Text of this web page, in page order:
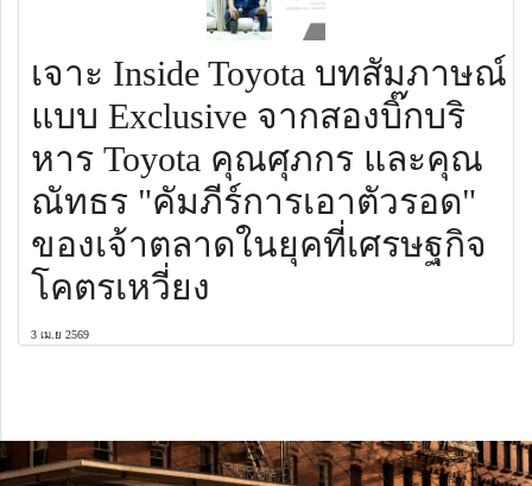
เจาะ Inside Toyota บทสัมภาษณ์
แบบ Exclusive จากสองบิ๊กบริ
หาร Toyota คุณศุภกร และคุณ
ณัทธร "คัมภีร์การเอาตัวรอด"
ของเจ้าตลาดในยุคที่เศรษฐกิจ
โคตรเหวี่ยง
3 เม.ย 2569